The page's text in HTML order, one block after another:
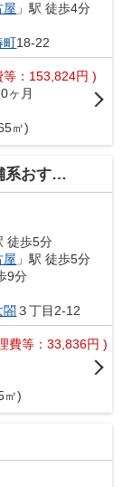
屋 」駅 徒歩4分
町18-22
等：153,824円 )
0ヶ月
㎡)
すめ 】
徒歩5分
屋 」駅 徒歩5分
9分
閤 ３丁目2-12
費等：33,836円 )
㎡)